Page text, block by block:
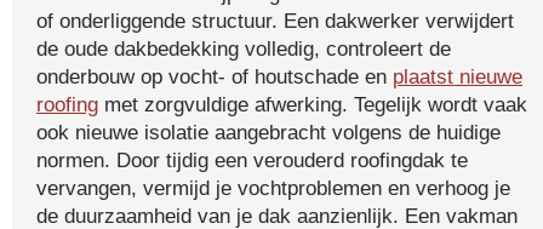
of onderliggende structuur. Een dakwerker verwijdert
de oude dakbedekking volledig, controleert de
onderbouw op vocht- of houtschade en plaatst nieuwe
roofing met zorgvuldige afwerking. Tegelijk wordt vaak
ook nieuwe isolatie aangebracht volgens de huidige
normen. Door tijdig een verouderd roofingdak te
vervangen, vermijd je vochtproblemen en verhoog je
de duurzaamheid van je dak aanzienlijk. Een vakman